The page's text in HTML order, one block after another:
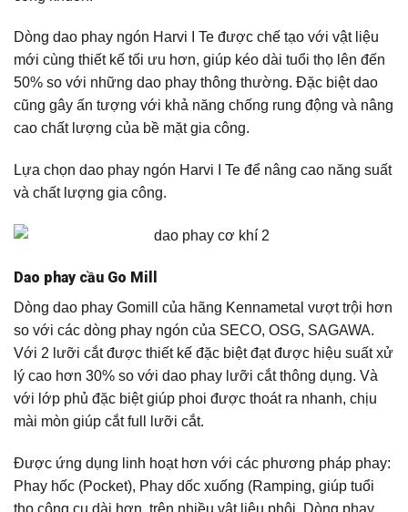
Dòng dao phay ngón Harvi I Te được chế tạo với vật liệu
mới cùng thiết kế tối ưu hơn, giúp kéo dài tuổi thọ lên đến
50% so với những dao phay thông thường. Đặc biệt dao
cũng gây ấn tượng với khả năng chống rung động và nâng
cao chất lượng của bề mặt gia công.
Lựa chọn dao phay ngón Harvi I Te để nâng cao năng suất
và chất lượng gia công.
Dao phay cầu Go Mill
Dòng dao phay Gomill của hãng Kennametal vượt trội hơn
so với các dòng phay ngón của SECO, OSG, SAGAWA.
Với 2 lưỡi cắt được thiết kế đặc biệt đạt được hiệu suất xử
lý cao hơn 30% so với dao phay lưỡi cắt thông dụng. Và
với lớp phủ đặc biệt giúp phoi được thoát ra nhanh, chịu
mài mòn giúp cắt full lưỡi cắt.
Được ứng dụng linh hoạt hơn với các phương pháp phay:
Phay hốc (Pocket), Phay dốc xuống (Ramping, giúp tuổi
thọ công cụ dài hơn, trên nhiều vật liệu phôi. Dòng phay